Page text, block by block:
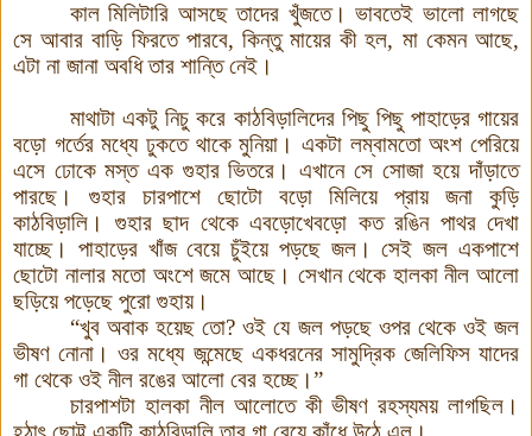
কাল মিলিটারি আসছে তাদের খুঁজতে। ভাবতেই ভালো লাগছে
সে আবার বাড়ি ফিরতে পারবে, কিন্তু মায়ের কীহল, মা কেমন আছে,
এটা না জানা অবধি তার শান্তি নেই ।
মাথাটা একটু নিচু করে কাঠবিড়ালিদের পিছু পিছু পাহাড়ের গায়ের
বড়ো গর্তের মধ্যে ঢুকতে থাকে মুনিয়া। একটা লম্বামতো অংশ পেরিয়ে
এসে ঢোকে মস্ত এক গুহার ভিতরে। এখানে সে সোজা হয়ে দাঁড়াতে
পারছে।
গুহার চারপাশে ছোটো বড়ো মিলিয়ে প্রায় জনা কুড়ি
কাঠবিড়ালি। গুহার ছাদ থেকে এবড়োখেবড়ো কত রঙিন পাথর দেখা
যাচ্ছে। পাহাড়ের খাঁজ বেয়ে চুঁইয়ে পড়ছে জল। সেই জল একপাশে
ছোটো নালার মতো অংশে জমে আছে। সেখান থেকে হালকা নীল আলো
ছড়িয়ে পড়েছে পুরো গুহায়।
“খুব অবাক হয়েছ তো? ওই যে জল পড়ছে ওপর থেকে ওই জল
ভীষণ নোনা। ওর মধ্যে জন্মেছে একধরনের সামুদ্রিক জেলিফিস যাদের
গা থেকে ওই নীল রঙের আলো বের হচ্ছে।”
চারপাশটা হালকা নীল আলোতে কীভীষণ রহস্যময় লাগছিল ।